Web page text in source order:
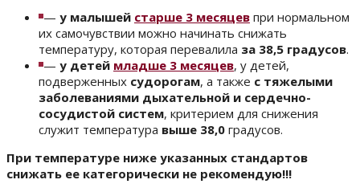
— у малышей старше 3 месяцев при нормальном
их самочувствии можно начинать снижать
температуру, которая перевалила за 38,5 градусов.
— у детей младше 3 месяцев, у детей,
подверженных судорогам, а также с тяжелыми
заболеваниями дыхательной и сердечно-
сосудистой систем, критерием для снижения
служит температура выше 38,0 градусов.
При температуре ниже указанных стандартов
снижать ее категорически не рекомендую!!!